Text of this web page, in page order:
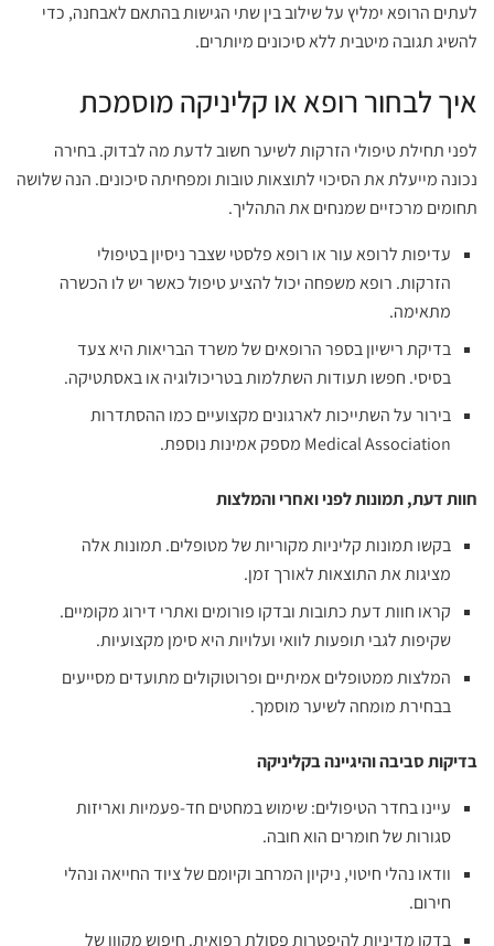
לעתים הרופא ימליץ על שילוב בין שתי הגישות בהתאם לאבחנה, כדי
להשיג תגובה מיטבית ללא סיכונים מיותרים.
איך לבחור רופא או קליניקה מוסמכת
לפני תחילת טיפולי הזרקות לשיער חשוב לדעת מה לבדוק. בחירה
נכונה מייעלת את הסיכוי לתוצאות טובות ומפחיתה סיכונים. הנה שלושה
תחומים מרכזיים שמנחים את התהליך.
עדיפות לרופא עור או רופא פלסטי שצבר ניסיון בטיפולי
הזרקות. רופא משפחה יכול להציע טיפול כאשר יש לו הכשרה
מתאימה.
בדיקת רישיון בספר הרופאים של משרד הבריאות היא צעד
בסיסי. חפשו תעודות השתלמות בטריכולוגיה או באסתטיקה.
בירור על השתייכות לארגונים מקצועיים כמו ההסתדרות
Medical Association מספק אמינות נוספת.
חוות דעת, תמונות לפני ואחרי והמלצות
בקשו תמונות קליניות מקוריות של מטופלים. תמונות אלה
מציגות את התוצאות לאורך זמן.
קראו חוות דעת כתובות ובדקו פורומים ואתרי דירוג מקומיים.
שקיפות לגבי תופעות לוואי ועלויות היא סימן מקצועיות.
המלצות ממטופלים אמיתיים ופרוטוקולים מתועדים מסייעים
בבחירת מומחה לשיער מוסמך.
בדיקות סביבה והיגיינה בקליניקה
עיינו בחדר הטיפולים: שימוש במחטים חד-פעמיות ואריזות
סגורות של חומרים הוא חובה.
וודאו נהלי חיטוי, ניקיון המרחב וקיומם של ציוד החייאה ונהלי
חירום.
בדקו מדיניות להיפטרות פסולת רפואית. חיפוש מקוון של